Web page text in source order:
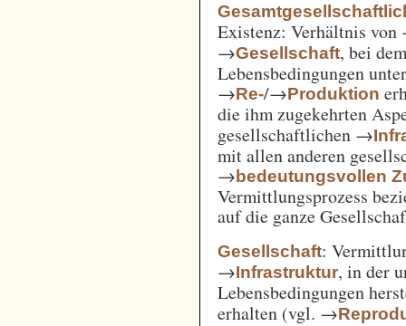
Existenz: Verhältnis
→Gesellschaft, bei
Lebensbedingungen
→Re-/→Produktion
die ihm zugekehrten
gesellschaftlichen →
mit allen anderen
→bedeutungsvollen
Vermittlungsprozess
auf die ganze
Gesellschaft:
→Infrastruktur, in der
Lebensbedingungen
erhalten (vgl. →